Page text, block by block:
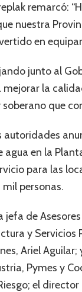
remarcó:
nuestra
en
junto al
la
que
autoridades
en la
para las
personas.
jefa de
y Servicios
Ariel
Pymes y
el